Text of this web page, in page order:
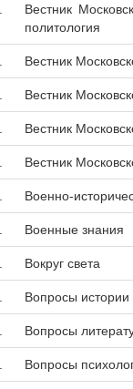
Вестник
политология
Вестник
Вестник
Вестник
Вестник
Военно-
Военные знания
Вокруг света
Вопросы истории
Вопросы
Вопросы